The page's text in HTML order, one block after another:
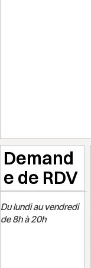
Demand
e de RDV
Du lundi au vendredi
de 8h à 20h